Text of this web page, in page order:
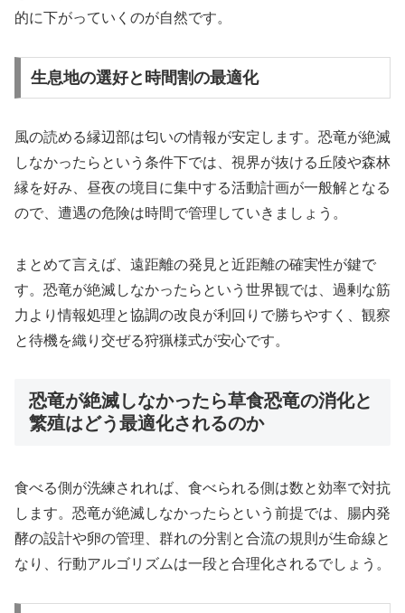
的に下がっていくのが自然です。
生息地の選好と時間割の最適化
風の読める縁辺部は匂いの情報が安定します。恐竜が絶滅
しなかったらという条件下では、視界が抜ける丘陵や森林
縁を好み、昼夜の境目に集中する活動計画が一般解となる
ので、遭遇の危険は時間で管理していきましょう。
まとめて言えば、遠距離の発見と近距離の確実性が鍵で
す。恐竜が絶滅しなかったらという世界観では、過剰な筋
力より情報処理と協調の改良が利回りで勝ちやすく、観察
と待機を織り交ぜる狩猟様式が安心です。
恐竜が絶滅しなかったら草食恐竜の消化と
繁殖はどう最適化されるのか
食べる側が洗練されれば、食べられる側は数と効率で対抗
します。恐竜が絶滅しなかったらという前提では、腸内発
酵の設計や卵の管理、群れの分割と合流の規則が生命線と
なり、行動アルゴリズムは一段と合理化されるでしょう。